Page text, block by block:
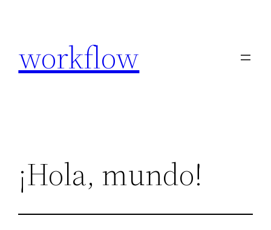
workflow
¡Hola, mundo!